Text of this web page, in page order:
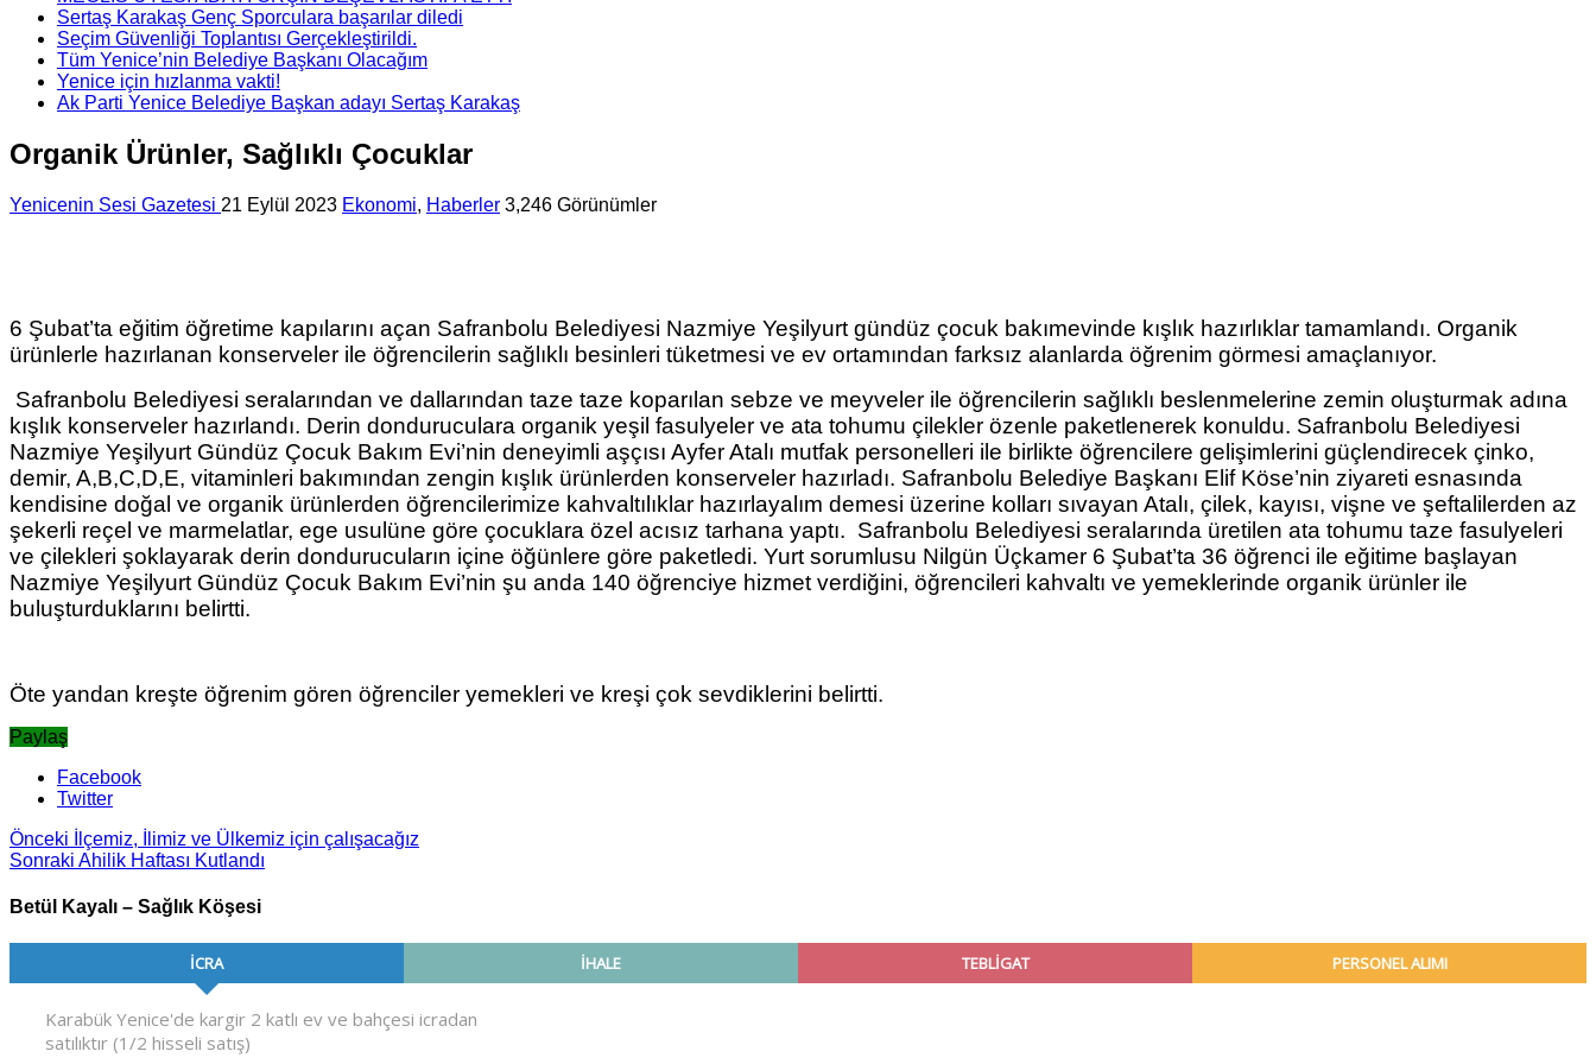
Sertaş Karakaş Genç Sporculara başarılar diledi
Seçim Güvenliği Toplantısı Gerçekleştirildi.
Tüm Yenice’nin Belediye Başkanı Olacağım
Yenice için hızlanma vakti!
Ak Parti Yenice Belediye Başkan adayı Sertaş Karakaş
Organik Ürünler, Sağlıklı Çocuklar
Yenicenin Sesi Gazetesi 21 Eylül 2023 Ekonomi, Haberler 3,246 Görünümler
6 Şubat’ta eğitim öğretime kapılarını açan Safranbolu Belediyesi Nazmiye Yeşilyurt gündüz çocuk bakımevinde kışlık hazırlıklar tamamlandı. Organik
ürünlerle hazırlanan konserveler ile öğrencilerin sağlıklı besinleri tüketmesi ve ev ortamından farksız alanlarda öğrenim görmesi amaçlanıyor.
Safranbolu Belediyesi seralarından ve dallarından taze taze koparılan sebze ve meyveler ile öğrencilerin sağlıklı beslenmelerine zemin oluşturmak adına
kışlık konserveler hazırlandı. Derin donduruculara organik yeşil fasulyeler ve ata tohumu çilekler özenle paketlenerek konuldu. Safranbolu Belediyesi
Nazmiye Yeşilyurt Gündüz Çocuk Bakım Evi’nin deneyimli aşçısı Ayfer Atalı mutfak personelleri ile birlikte öğrencilere gelişimlerini güçlendirecek çinko,
demir, A,B,C,D,E, vitaminleri bakımından zengin kışlık ürünlerden konserveler hazırladı. Safranbolu Belediye Başkanı Elif Köse’nin ziyareti esnasında
kendisine doğal ve organik ürünlerden öğrencilerimize kahvaltılıklar hazırlayalım demesi üzerine kolları sıvayan Atalı, çilek, kayısı, vişne ve şeftalilerden az
şekerli reçel ve marmelatlar, ege usulüne göre çocuklara özel acısız tarhana yaptı. Safranbolu Belediyesi seralarında üretilen ata tohumu taze fasulyeleri
ve çilekleri şoklayarak derin dondurucuların içine öğünlere göre paketledi. Yurt sorumlusu Nilgün Üçkamer 6 Şubat’ta 36 öğrenci ile eğitime başlayan
Nazmiye Yeşilyurt Gündüz Çocuk Bakım Evi’nin şu anda 140 öğrenciye hizmet verdiğini, öğrencileri kahvaltı ve yemeklerinde organik ürünler ile
buluşturduklarını belirtti.
Öte yandan kreşte öğrenim gören öğrenciler yemekleri ve kreşi çok sevdiklerini belirtti.
Paylaş
Facebook
Twitter
Önceki İlçemiz, İlimiz ve Ülkemiz için çalışacağız
Sonraki Ahilik Haftası Kutlandı
Betül Kayalı – Sağlık Köşesi